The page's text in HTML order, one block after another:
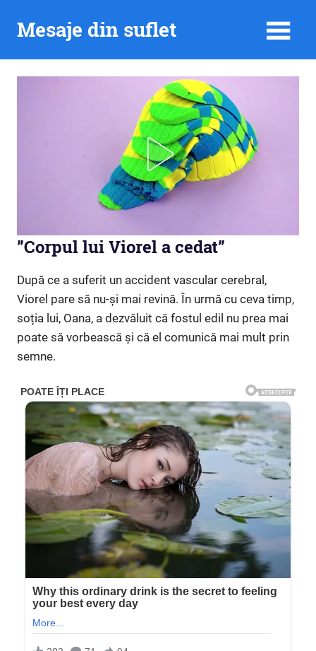
Mesaje din suflet
”Corpul lui Viorel a cedat”
După ce a suferit un accident vascular cerebral,
Viorel pare să nu-și mai revină. În urmă cu ceva timp,
soția lui, Oana, a dezvăluit că fostul edil nu prea mai
poate să vorbească și că el comunică mai mult prin
semne.